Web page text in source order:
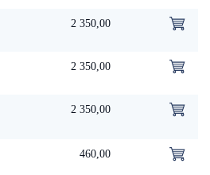
2 350,00
2 350,00
2 350,00
460,00